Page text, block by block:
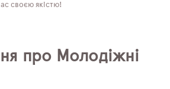
своєю якістю!
про Молодіжні